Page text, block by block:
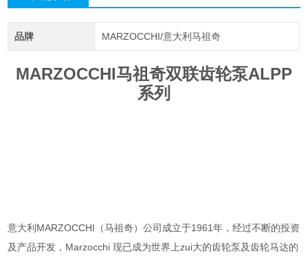
品牌 MARZOCCHI/意大利马祖奇
MARZOCCHI马祖奇双联齿轮泵ALPP
系列
意大利MARZOCCHI（马祖奇）公司成立于1961年，经过不断的投资
及产品开发，Marzocchi 现已成为世界上zui大的齿轮泵及齿轮马达的